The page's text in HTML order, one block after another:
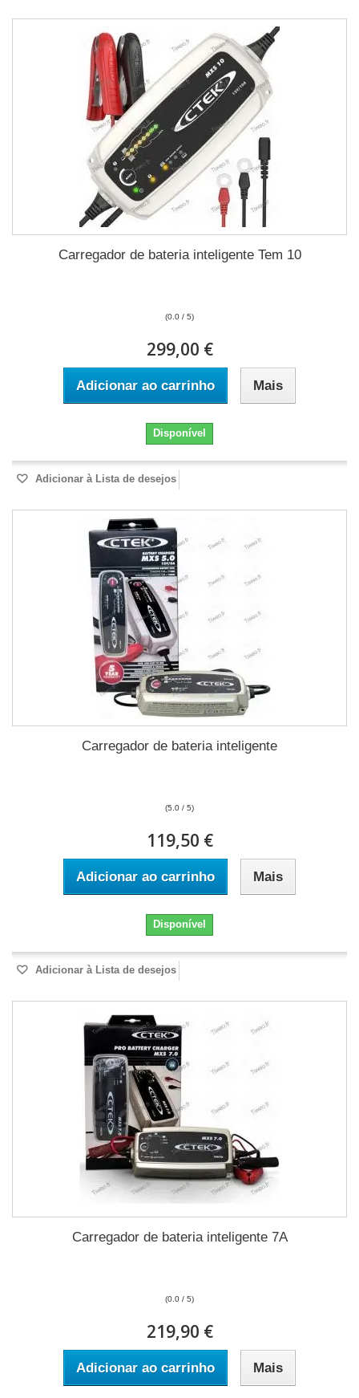
Carregador de bateria inteligente Tem 10
(0.0 / 5)
299,00 €
Adicionar ao carrinho Mais
Disponível
Adicionar à Lista de desejos
Carregador de bateria inteligente
(5.0 / 5)
119,50 €
Adicionar ao carrinho Mais
Disponível
Adicionar à Lista de desejos
Carregador de bateria inteligente 7A
(0.0 / 5)
219,90 €
Adicionar ao carrinho Mais